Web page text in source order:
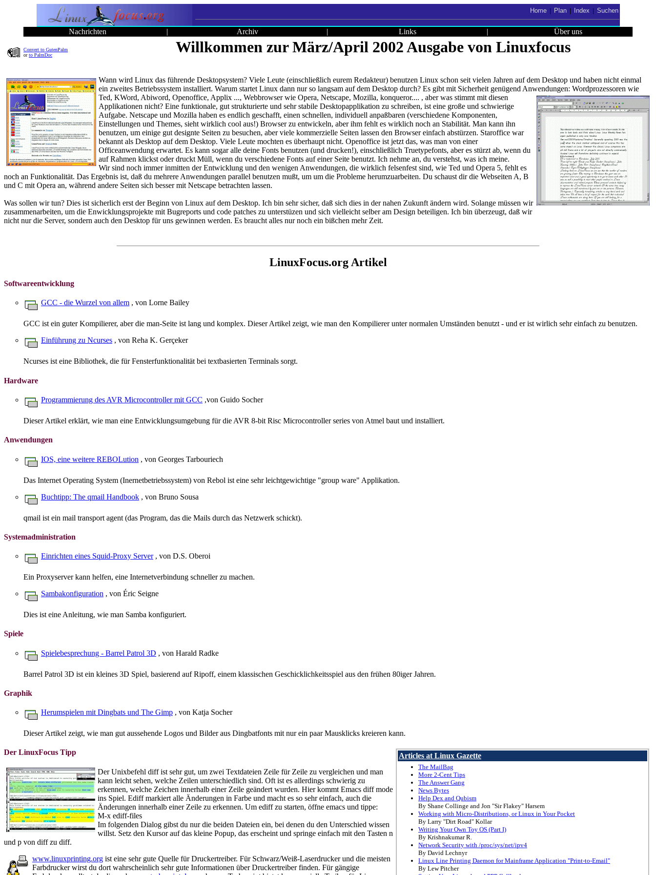
Home| Plan| Index Suchen
Nachrichten | Archiv | Links | Über uns
Convert to GutenPalm
orto PalmDoc Willkommen zur März/April 2002 Ausgabe von Linuxfocus
Wann wird Linux das führende Desktopsystem? Viele Leute (einschließlich eurem Redakteur) benutzen Linux schon seit vielen Jahren auf dem Desktop und haben nicht einmal
ein zweites Betriebssystem installiert. Warum startet Linux dann nur so langsam auf dem Desktop durch? Es gibt mit Sicherheit genügend Anwendungen: Wordprozessoren wie
Ted, KWord, Abiword, Openoffice, Applix ..., Webbrowser wie Opera, Netscape, Mozilla, konqueror.... , aber was stimmt mit diesen
Applikationen nicht? Eine funktionale, gut strukturierte und sehr stabile Desktopapplikation zu schreiben, ist eine große und schwierige
Aufgabe. Netscape und Mozilla haben es endlich geschafft, einen schnellen, individuell anpaßbaren (verschiedene Komponenten,
Einstellungen und Themes, sieht wirklich cool aus!) Browser zu entwickeln, aber ihm fehlt es wirklich noch an Stabilität. Man kann ihn
benutzen, um einige gut designte Seiten zu besuchen, aber viele kommerzielle Seiten lassen den Browser einfach abstürzen. Staroffice war
bekannt als Desktop auf dem Desktop. Viele Leute mochten es überhaupt nicht. Openoffice ist jetzt das, was man von einer
Officeanwendung erwartet. Es kann sogar alle deine Fonts benutzen (und drucken!), einschließlich Truetypefonts, aber es stürzt ab, wenn du
auf Rahmen klickst oder druckt Müll, wenn du verschiedene Fonts auf einer Seite benutzt. Ich nehme an, du verstehst, was ich meine.
Wir sind noch immer inmitten der Entwicklung und den wenigen Anwendungen, die wirklich felsenfest sind, wie Ted und Opera 5, fehlt es
noch an Funktionalität. Das Ergebnis ist, daß du mehrere Anwendungen parallel benutzen mußt, um um die Probleme herumzuarbeiten. Du schaust dir die Webseiten A, B
und C mit Opera an, während andere Seiten sich besser mit Netscape betrachten lassen.
Was sollen wir tun? Dies ist sicherlich erst der Beginn von Linux auf dem Desktop. Ich bin sehr sicher, daß sich dies in der nahen Zukunft ändern wird. Solange müssen wir
zusammenarbeiten, um die Enwicklungsprojekte mit Bugreports und code patches zu unterstüzen und sich vielleicht selber am Design beteiligen. Ich bin überzeugt, daß wir
nicht nur die Server, sondern auch den Desktop für uns gewinnen werden. Es braucht alles nur noch ein bißchen mehr Zeit.
LinuxFocus.org Artikel
Softwareentwicklung
GCC - die Wurzel von allem , von Lorne Bailey
GCC ist ein guter Kompilierer, aber die man-Seite ist lang und komplex. Dieser Artikel zeigt, wie man den Kompilierer unter normalen Umständen benutzt - und er ist wirlich sehr einfach zu benutzen.
Einführung zu Ncurses , von Reha K. Gerçeker
Ncurses ist eine Bibliothek, die für Fensterfunktionalität bei textbasierten Terminals sorgt.
Hardware
Programmierung des AVR Microcontroller mit GCC ,von Guido Socher
Dieser Artikel erklärt, wie man eine Entwicklungsumgebung für die AVR 8-bit Risc Microcontroller series von Atmel baut und installiert.
Anwendungen
IOS, eine weitere REBOLution , von Georges Tarbouriech
Das Internet Operating System (Inernetbetriebssystem) von Rebol ist eine sehr leichtgewichtige "group ware" Applikation.
Buchtipp: The qmail Handbook , von Bruno Sousa
qmail ist ein mail transport agent (das Program, das die Mails durch das Netzwerk schickt).
Systemadministration
Einrichten eines Squid-Proxy Server, von D.S. Oberoi
Ein Proxyserver kann helfen, eine Internetverbindung schneller zu machen.
Sambakonfiguration , von Éric Seigne
Dies ist eine Anleitung, wie man Samba konfiguriert.
Spiele
Spielebesprechung - Barrel Patrol 3D , von Harald Radke
Barrel Patrol 3D ist ein kleines 3D Spiel, basierend auf Ripoff, einem klassischen Geschicklichkeitsspiel aus den frühen 80iger Jahren.
Graphik
Herumspielen mit Dingbats und The Gimp , von Katja Socher
Dieser Artikel zeigt, wie man gut aussehende Logos und Bilder aus Dingbatfonts mit nur ein paar Mausklicks kreieren kann.
Articles at Linux Gazette
The MailBag
More 2-Cent Tips
The Answer Gang
News Bytes
Help Dex and Qubism
By Shane Collinge and Jon "Sir Flakey" Harsem
Working with Micro-Distributions, or Linux in Your Pocket
By Larry "Dirt Road" Kollar
Writing Your Own Toy OS (Part I)
By Krishnakumar R.
Network Security with /proc/sys/net/ipv4
By David Lechnyr
Linux Line Printing Daemon for Mainframe Application "Print-to-Email"
By Lew Pitcher
Der LinuxFocus Tipp
Der Unixbefehl diff ist sehr gut, um zwei Textdateien Zeile für Zeile zu vergleichen und man
kann leicht sehen, welche Zeilen unterschiedlich sind. Oft ist es allerdings schwierig zu
erkennen, welche Zeichen innerhalb einer Zeile geändert wurden. Hier kommt Emacs diff mode
ins Spiel. Ediff markiert alle Änderungen in Farbe und macht es so sehr einfach, auch die
Änderungen innerhalb einer Zeile zu erkennen. Um ediff zu starten, öffne emacs und tippe:
M-x ediff-files
Im folgenden Dialog gibst du nur die beiden Dateien ein, bei denen du den Unterschied wissen
willst. Setz den Kursor auf das kleine Popup, das erscheint und springe einfach mit den Tasten n
und p von diff zu diff.
www.linuxprinting.org ist eine sehr gute Quelle für Druckertreiber. Für Schwarz/Weiß-Laserdrucker und die meisten
Farbdrucker wirst du dort wahrscheinlich sehr gute Informationen über Druckertreiber finden. Für gängige